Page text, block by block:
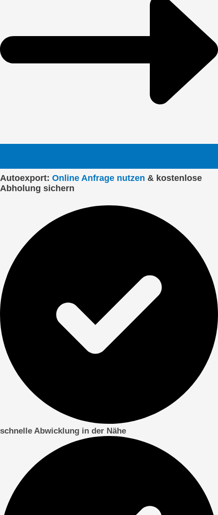
Autoexport: Online Anfrage nutzen & kostenlose
Abholung sichern
schnelle Abwicklung in der Nähe